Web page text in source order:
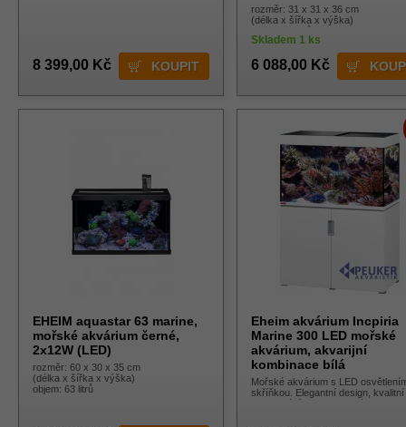
8 399,00 Kč
rozměr: 31 x 31 x 36 cm
(délka x šířka x výška)
objem: 35 litrů
Skladem 1 ks
6 088,00 Kč
EHEIM aquastar 63 marine,
mořské akvárium černé,
2x12W (LED)
rozměr: 60 x 30 x 35 cm
(délka x šířka x výška)
objem: 63 litrů
Eheim akvárium Incpiria
Marine 300 LED mořské
akvárium, akvarijní
kombinace bílá
Mořské akvárium s LED
skříňkou. Elegantní design, kvalitní
zpracování, sofistikovaná